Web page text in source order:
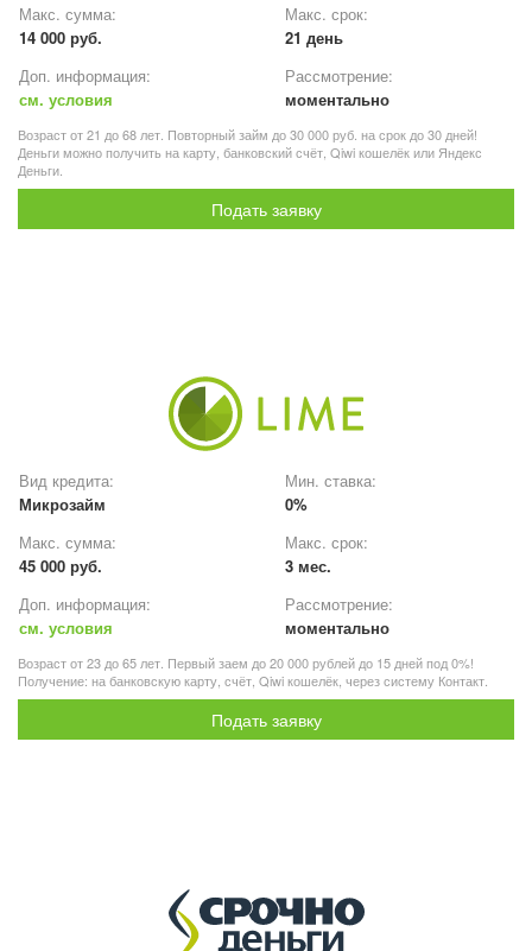
Макс. сумма:
14 000 руб.
Макс. срок:
21 день
Доп. информация:
см. условия
Рассмотрение:
моментально
Возраст от 21 до 68 лет. Повторный займ до 30 000 руб. на срок до 30 дней!
Деньги можно получить на карту, банковский счёт, Qiwi кошелёк или Яндекс
Деньги.
Подать заявку
Вид кредита:
Микрозайм
Мин. ставка:
0%
Макс. сумма:
45 000 руб.
Макс. срок:
3 мес.
Доп. информация:
см. условия
Рассмотрение:
моментально
Возраст от 23 до 65 лет. Первый заем до 20 000 рублей до 15 дней под 0%!
Получение: на банковскую карту, счёт, Qiwi кошелёк, через систему Контакт.
Подать заявку